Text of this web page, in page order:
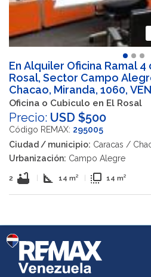
En Alquiler Oficina Ramal 4
Rosal, Sector Campo
Chacao, Miranda, 1060, VEN
Oficina o Cubiculo en El Rosal
Precio: USD $500
Código REMAX: 295005
Ciudad / municipio: Caracas /
Urbanización: Campo Alegre
2 bathtub square_foot 14 m² flip_to_front 14 m²